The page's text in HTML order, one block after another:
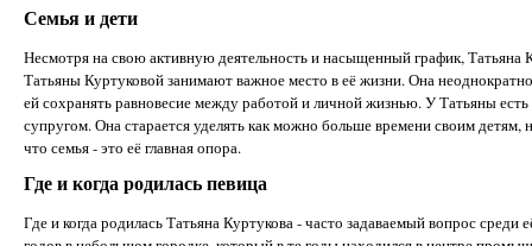
Семья и дети
Несмотря на свою активную деятельность и насыщенный график, Татьяна
Татьяны Куртуковой занимают важное место в её жизни. Она
ей сохранять равновесие между работой и личной жизнью. У Татьяны
супругом. Она старается уделять как можно больше времени своим
что семья - это её главная опора.
Где и когда родилась певица
Где и когда родилась Татьяна Куртукова - часто задаваемый вопрос среди